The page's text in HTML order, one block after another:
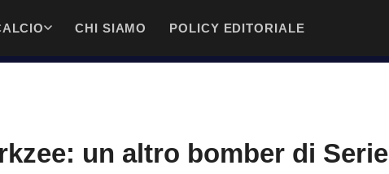
CHI SIAMO POLICY EDITORIALE
un altro bomber di Serie